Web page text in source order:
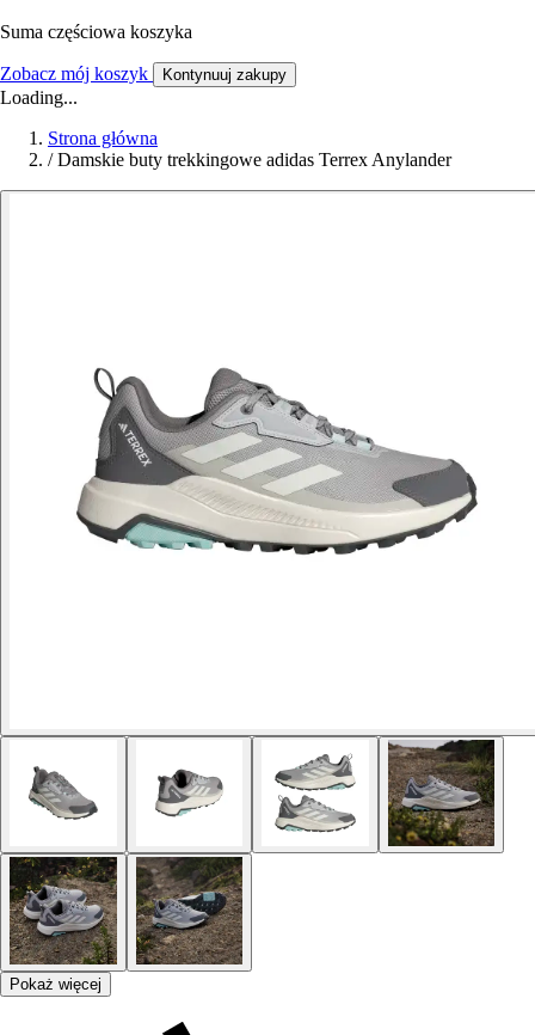
Suma częściowa koszyka
Zobacz mój koszyk Kontynuuj zakupy
Loading...
Strona główna
/ Damskie buty trekkingowe adidas Terrex Anylander
Pokaż więcej